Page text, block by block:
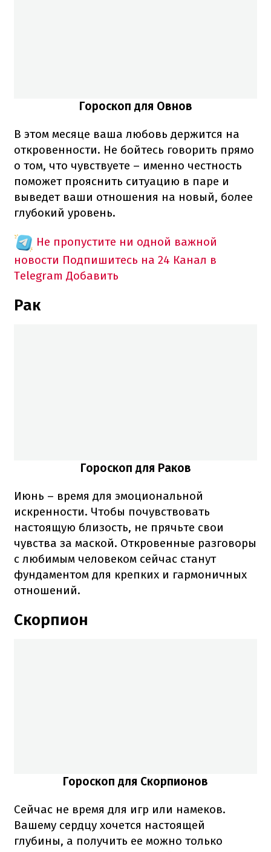
Гороскоп для Овнов
В этом месяце ваша любовь держится на
откровенности. Не бойтесь говорить прямо
о том, что чувствуете – именно честность
поможет прояснить ситуацию в паре и
выведет ваши отношения на новый, более
глубокий уровень.
Не пропустите ни одной важной
новости Подпишитесь на 24 Канал в
Telegram Добавить
Рак
Гороскоп для Раков
Июнь – время для эмоциональной
искренности. Чтобы почувствовать
настоящую близость, не прячьте свои
чувства за маской. Откровенные разговоры
с любимым человеком сейчас станут
фундаментом для крепких и гармоничных
отношений.
Скорпион
Гороскоп для Скорпионов
Сейчас не время для игр или намеков.
Вашему сердцу хочется настоящей
глубины, а получить ее можно только